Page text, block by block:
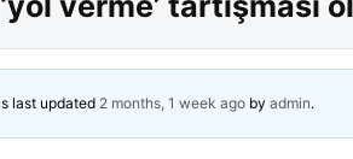
last updated 2 months, 1 week ago by admin.